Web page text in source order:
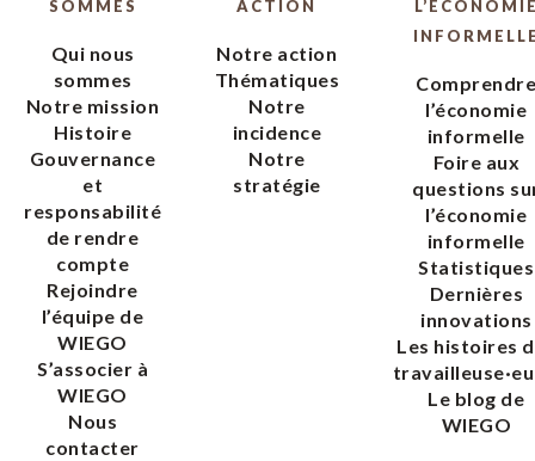
SOMMES
Qui nous
sommes
Notre mission
Histoire
Gouvernance
et
responsabilité
de rendre
compte
Rejoindre
l’équipe de
WIEGO
S’associer à
WIEGO
Nous
contacter
ACTION
Notre action
Thématiques
Notre
incidence
Notre
stratégie
l’économie
informelle
Foire aux
questions
l’économie
informelle
Statistiques
Dernières
innovations
Les histoires
Le blog de
WIEGO